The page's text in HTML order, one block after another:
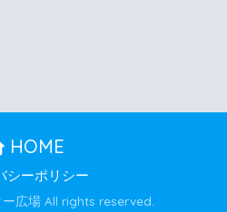
HOME
シーポリシー
広場 All rights reserved.